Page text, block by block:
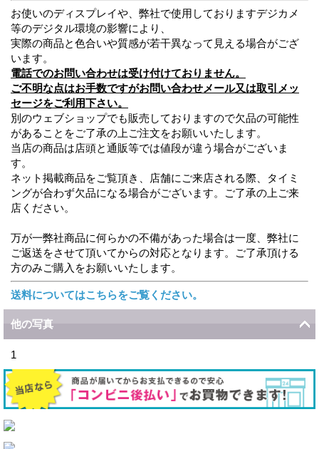
お使いのディスプレイや、弊社で使用しておりますデジカメ
等のデジタル環境の影響により、
実際の商品と色合いや質感が若干異なって見える場合がござ
います。
電話でのお問い合わせは受け付けておりません。
ご不明な点はお手数ですがお問い合わせメール又は取引メッ
セージをご利用下さい。
別のウェブショップでも販売しておりますので欠品の可能性
があることをご了承の上ご注文をお願いいたします。
当店の商品は店頭と通販等では値段が違う場合がございま
す。
ネット掲載商品をご覧頂き、店舗にご来店される際、タイミ
ングが合わず欠品になる場合がございます。ご了承の上ご来
店ください。
万が一弊社商品に何らかの不備があった場合は一度、弊社に
ご返送をさせて頂いてからの対応となります。ご了承頂ける
方のみご購入をお願いいたします。
送料についてはこちらをご覧ください。
他の写真
1